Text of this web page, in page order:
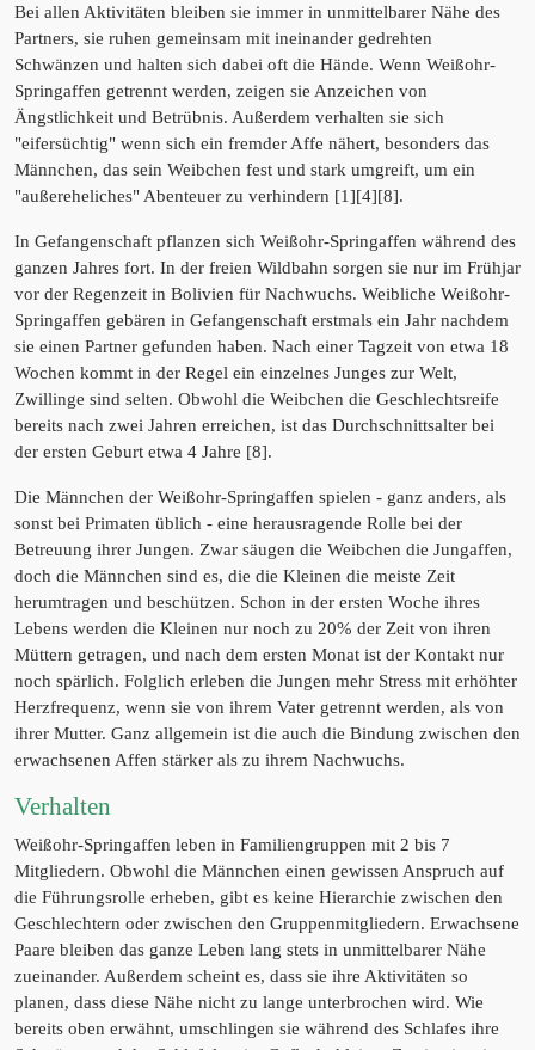
Bei allen Aktivitäten bleiben sie immer in unmittelbarer Nähe des
Partners, sie ruhen gemeinsam mit ineinander gedrehten
Schwänzen und halten sich dabei oft die Hände. Wenn Weißohr-
Springaffen getrennt werden, zeigen sie Anzeichen von
Ängstlichkeit und Betrübnis. Außerdem verhalten sie sich
"eifersüchtig" wenn sich ein fremder Affe nähert, besonders das
Männchen, das sein Weibchen fest und stark umgreift, um ein
"außereheliches" Abenteuer zu verhindern [1][4][8].
In Gefangenschaft pflanzen sich Weißohr-Springaffen während des
ganzen Jahres fort. In der freien Wildbahn sorgen sie nur im Frühjar
vor der Regenzeit in Bolivien für Nachwuchs. Weibliche Weißohr-
Springaffen gebären in Gefangenschaft erstmals ein Jahr nachdem
sie einen Partner gefunden haben. Nach einer Tagzeit von etwa 18
Wochen kommt in der Regel ein einzelnes Junges zur Welt,
Zwillinge sind selten. Obwohl die Weibchen die Geschlechtsreife
bereits nach zwei Jahren erreichen, ist das Durchschnittsalter bei
der ersten Geburt etwa 4 Jahre [8].
Die Männchen der Weißohr-Springaffen spielen - ganz anders, als
sonst bei Primaten üblich - eine herausragende Rolle bei der
Betreuung ihrer Jungen. Zwar säugen die Weibchen die Jungaffen,
doch die Männchen sind es, die die Kleinen die meiste Zeit
herumtragen und beschützen. Schon in der ersten Woche ihres
Lebens werden die Kleinen nur noch zu 20% der Zeit von ihren
Müttern getragen, und nach dem ersten Monat ist der Kontakt nur
noch spärlich. Folglich erleben die Jungen mehr Stress mit erhöhter
Herzfrequenz, wenn sie von ihrem Vater getrennt werden, als von
ihrer Mutter. Ganz allgemein ist die auch die Bindung zwischen den
erwachsenen Affen stärker als zu ihrem Nachwuchs.
Verhalten
Weißohr-Springaffen leben in Familiengruppen mit 2 bis 7
Mitgliedern. Obwohl die Männchen einen gewissen Anspruch auf
die Führungsrolle erheben, gibt es keine Hierarchie zwischen den
Geschlechtern oder zwischen den Gruppenmitgliedern. Erwachsene
Paare bleiben das ganze Leben lang stets in unmittelbarer Nähe
zueinander. Außerdem scheint es, dass sie ihre Aktivitäten so
planen, dass diese Nähe nicht zu lange unterbrochen wird. Wie
bereits oben erwähnt, umschlingen sie während des Schlafes ihre